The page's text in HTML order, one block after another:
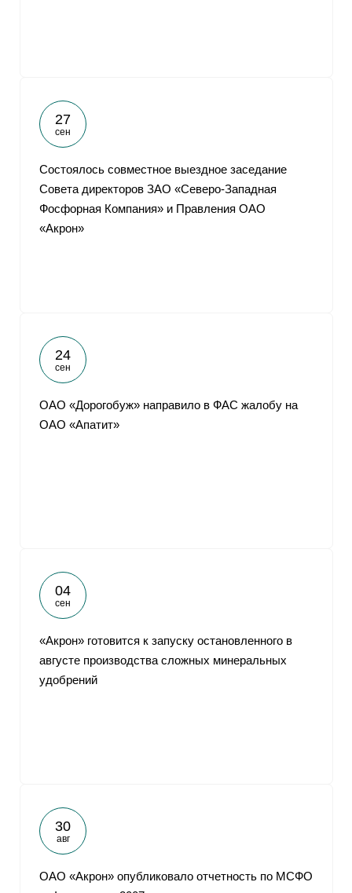
27
сен
Cостоялось совместное выездное заседание
Совета директоров ЗАО «Северо-Западная
Фосфорная Компания» и Правления ОАО
«Акрон»
24
сен
ОАО «Дорогобуж» направило в ФАС жалобу на
ОАО «Апатит»
04
сен
«Акрон» готовится к запуску остановленного в
августе производства сложных минеральных
удобрений
30
авг
ОАО «Акрон» опубликовало отчетность по МСФО